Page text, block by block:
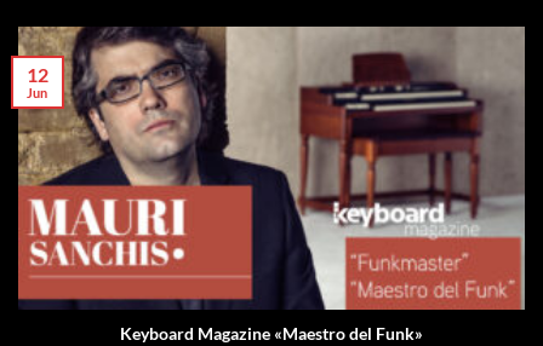
Keyboard Magazine «Maestro del Funk»
12
Jun